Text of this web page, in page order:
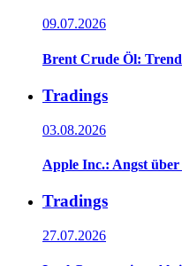
09.07.2026
Brent Crude Öl:
Tradings
03.08.2026
Apple Inc.: Angst
Tradings
27.07.2026